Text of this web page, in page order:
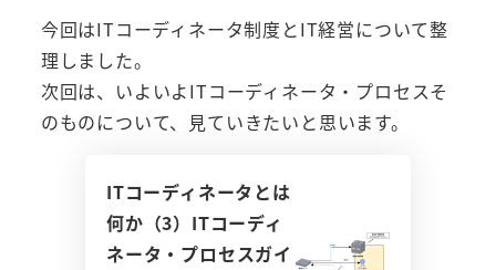
今回はITコーディネータ制度とIT経営について整
理しました。
次回は、いよいよITコーディネータ・プロセスそ
のものについて、見ていきたいと思います。
ITコーディネータとは
何か（3）ITコーディ
ネータ・プロセスガイ